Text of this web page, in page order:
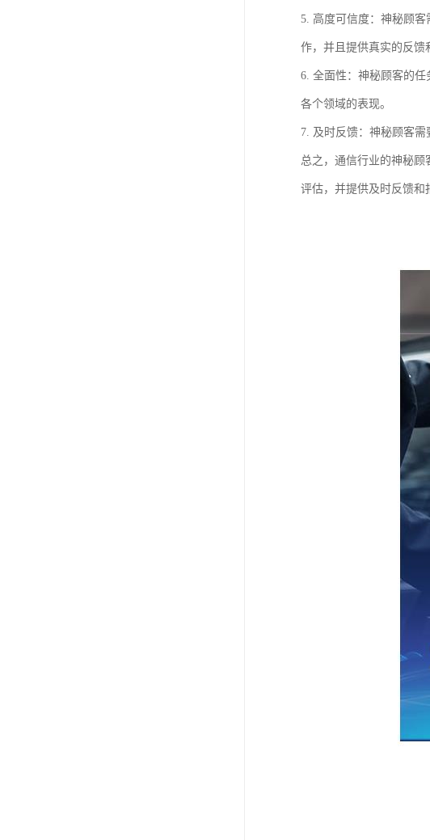
5. 高度可信度：神秘顾
作，并且提供真实的反馈
6. 全面性：神秘顾客的
各个领域的表现。
7. 及时反馈：神秘顾客
总之，通信行业的神秘
评估，并提供及时反馈和